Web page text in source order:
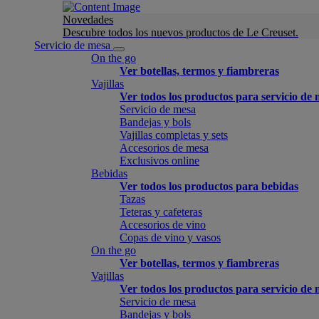
Novedades
Descubre todos los nuevos productos de Le Creuset.
Servicio de mesa
On the go
Ver botellas, termos y fiambreras
Vajillas
Ver todos los productos para servicio de
Servicio de mesa
Bandejas y bols
Vajillas completas y sets
Accesorios de mesa
Exclusivos online
Bebidas
Ver todos los productos para bebidas
Tazas
Teteras y cafeteras
Accesorios de vino
Copas de vino y vasos
On the go
Ver botellas, termos y fiambreras
Vajillas
Ver todos los productos para servicio de
Servicio de mesa
Bandejas y bols